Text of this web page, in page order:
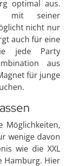
optimal aus.
mit seiner
nicht nur
auch für eine
jede Party
aus
für junge
Möglichkeiten,
wenige davon
wie die XXL
Hamburg. Hier